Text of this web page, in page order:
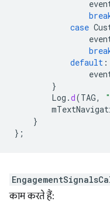
case
default :
}
Log .d(TAG,
}
};
काम करते हैं: